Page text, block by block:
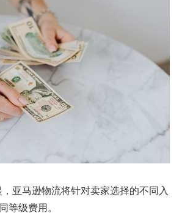
亚马逊物流将针对卖家选择的不同入
等级费用。